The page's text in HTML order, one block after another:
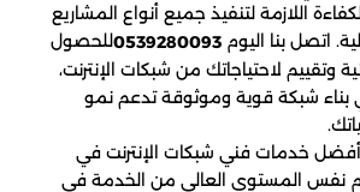
اللازمة لتنفيذ جميع أنواع المشاريع
اتصل بنا اليوم 0539280093للحصول
وتقييم لاحتياجاتك من شبكات الإنترنت،
بناء شبكة قوية وموثوقة تدعم نمو
خدمات فني شبكات الإنترنت في
نفس المستوى العالي من الخدمة في